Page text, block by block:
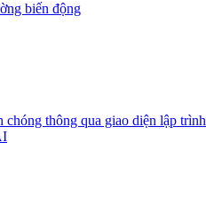
biến động
thông qua giao diện lập trình